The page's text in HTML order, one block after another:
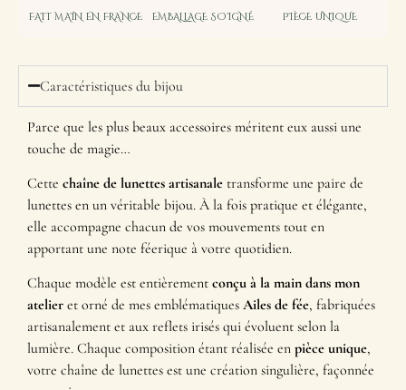
FAIT MAIN EN FRANCE EMBALLAGE SOIGNÉ PIÈCE UNIQUE
Caractéristiques du bijou
Parce que les plus beaux accessoires méritent eux aussi une
touche de magie…
Cette chaîne de lunettes artisanale transforme une paire de
lunettes en un véritable bijou. À la fois pratique et élégante,
elle accompagne chacun de vos mouvements tout en
apportant une note féerique à votre quotidien.
Chaque modèle est entièrement conçu à la main dans mon
atelier et orné de mes emblématiques Ailes de fée, fabriquées
artisanalement et aux reflets irisés qui évoluent selon la
lumière. Chaque composition étant réalisée en pièce unique,
votre chaîne de lunettes est une création singulière, façonnée